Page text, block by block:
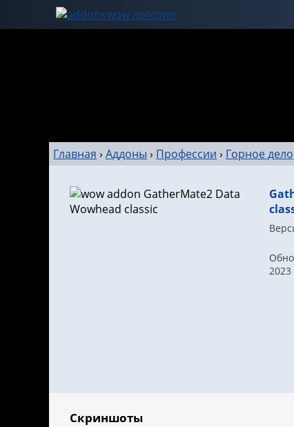
Главная › Аддоны › Профессии › Горное дело
2023
Скриншоты